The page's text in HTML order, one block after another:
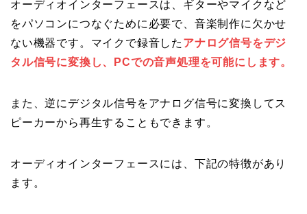
オーディオインターフェースは、ギターやマイクなど
をパソコンにつなぐために必要で、音楽制作に欠かせ
ない機器です。マイクで録音した アナログ信号をデジ
タル信号に変換し、PCでの音声処理を可能にします。
また、逆にデジタル信号をアナログ信号に変換してス
ピーカーから再生することもできます。
オーディオインターフェースには、下記の特徴があり
ます。